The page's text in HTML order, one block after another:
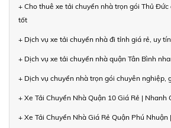
+ Cho thuê xe tải chuyển nhà trọn gói Thủ
tốt
+ Dịch vụ xe tải chuyển nhà đi tỉnh giá rẻ, uy
+ Dịch vụ xe tải chuyển nhà quận Tân Bình
+ Dịch vụ chuyển nhà trọn gói chuyên nghiệp,
+ Xe Tải Chuyển Nhà Quận 10 Giá Rẻ | Nhanh
+ Xe Tải Chuyển Nhà Giá Rẻ Quận Phú Nhuận